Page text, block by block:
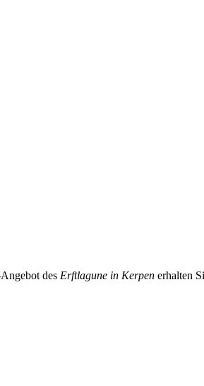
des Erftlagune in Kerpen erhalten